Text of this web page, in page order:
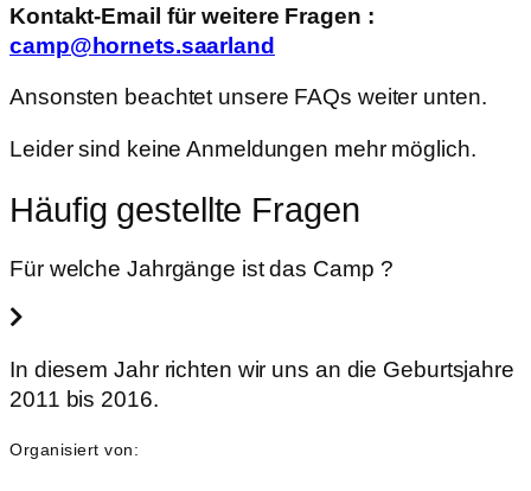
Kontakt-Email für weitere Fragen :
camp@hornets.saarland
Ansonsten beachtet unsere FAQs weiter unten.
Leider sind keine Anmeldungen mehr möglich.
Häufig gestellte Fragen
Für welche Jahrgänge ist das Camp ?
In diesem Jahr richten wir uns an die Geburtsjahre
2011 bis 2016.
Organisiert von: